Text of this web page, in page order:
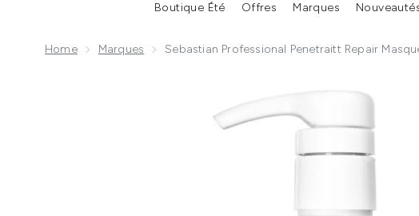
Boutique Été
Accédez au sous-
Offres Marques
Home Marques Sebastian Professional Penetraitt Repair
Now showing image 1 Sebastian Professional Penetraitt Repair